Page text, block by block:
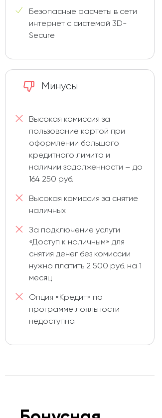
Безопасные расчеты в сети
интернет с системой 3D-
Secure
Минусы
Высокая комиссия за
пользование картой при
оформлении большого
кредитного лимита и
наличии задолженности – до
164 250 руб.
Высокая комиссия за снятие
наличных
За подключение услуги
«Доступ к наличным» для
снятия денег без комиссии
нужно платить 2 500 руб. на 1
месяц
Опция «Кредит» по
программе лояльности
недоступна